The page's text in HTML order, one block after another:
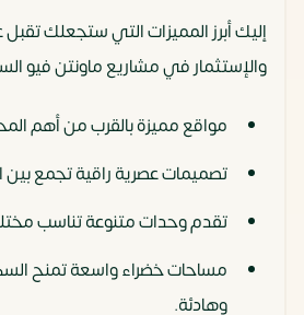
إليك أبرز المميزات التي ستجعلك
والإستثمار في مشاريع ماونتن فيو
مواقع مميزة بالقرب من أهم
تصميمات عصرية راقية تجمع بين
تقدم وحدات متنوعة تناسب
مساحات خضراء واسعة تمنح
وهادئة.